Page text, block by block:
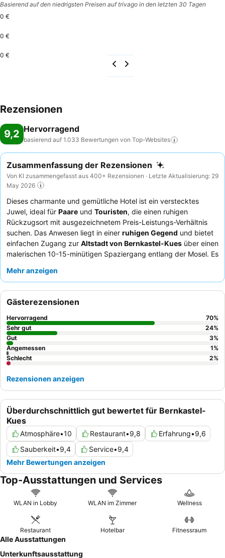
Basierend auf den niedrigsten Preisen auf trivago in den letzten 30 Tagen
0 €
0 €
0 €
Rezensionen
9,2 Hervorragend
basierend auf 1.033 Bewertungen von Top-Websites
Zusammenfassung der Rezensionen
Von KI zusammengefasst aus 400+ Rezensionen · Letzte Aktualisierung: 29
May 2026
Dieses charmante und gemütliche Hotel ist ein verstecktes
Juwel, ideal für Paare und Touristen, die einen ruhigen
Rückzugsort mit ausgezeichnetem Preis-Leistungs-Verhältnis
suchen. Das Anwesen liegt in einer ruhigen Gegend und bietet
einfachen Zugang zur Altstadt von Bernkastel-Kues über einen
malerischen 10-15-minütigen Spaziergang entlang der Mosel. Es
Radwegezu erkunden. Nach einem ereignisreichen Tag können
entspannen. Das aufmerksame und hilfsbereite Personal wird
stets gelobt, und dasaußergewöhnliche Frühstücksbuffet
hausgemachten Salaten und frisch zubereiteten Eiern ist ein
Höhepunkt. Für das beste Erlebnis empfiehlt es sich, ein Zimmer
mit
Mehr anzeigen
Überdurchschnittlich gut bewertet für Bernkastel-
Kues
Atmosphäre•10 Restaurant•9,8 Erfahrung•9,6
Sauberkeit•9,4 Service•9,4
Mehr Bewertungen anzeigen
Gästerezensionen
Hervorragend 70%
Sehr gut
24%
Gut
3%
Angemessen
1%
Schlecht
2%
Rezensionen anzeigen
Top-Ausstattungen und Services
WLAN in Lobby WLAN im Zimmer Wellness
Restaurant Hotelbar Fitnessraum
Alle Ausstattungen
Unterkunftsausstattung